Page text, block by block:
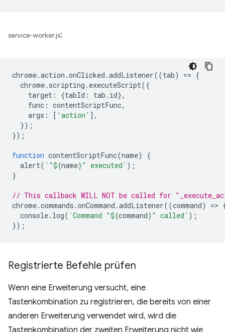
service-worker.js:
chrome.action .onClicked .addListener((tab) => {
chrome. scripting . executeScript({
target : {tabId : tab . id},
func : contentScriptFunc,
args : [ 'action' ],
});
});
function contentScriptFunc(name)
{
alert( `"${name}" executed` );
}
// This callback WILL NOT be called for
chrome.commands .onCommand .addListener((command) =>
console. log( `Command "${command}" called` );
});
Registrierte Befehle prüfen
Wenn eine Erweiterung versucht, eine
Tastenkombination zu registrieren, die bereits von einer
anderen Erweiterung verwendet wird, wird die
Tastenkombination der zweiten Erweiterung nicht wie